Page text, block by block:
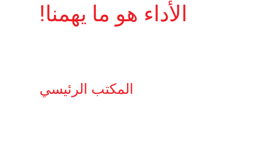
الأداء هو ما يهمنا!
المكتب الرئيسي